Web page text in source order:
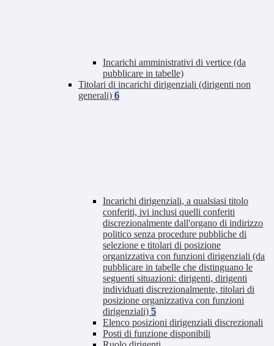
Incarichi amministrativi di vertice (da
pubblicare in tabelle)
Titolari di incarichi dirigenziali (dirigenti non
generali) 6
Incarichi dirigenziali, a qualsiasi titolo
conferiti, ivi inclusi quelli conferiti
discrezionalmente dall'organo di indirizzo
politico senza procedure pubbliche di
selezione e titolari di posizione
organizzativa con funzioni dirigenziali (da
pubblicare in tabelle che distinguano le
seguenti situazioni: dirigenti, dirigenti
individuati discrezionalmente, titolari di
posizione organizzativa con funzioni
dirigenziali) 5
Elenco posizioni dirigenziali discrezionali
Posti di funzione disponibili